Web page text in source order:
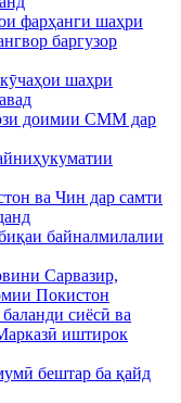
фарҳанги шаҳри
баргузор
кӯчаҳои шаҳри
доимии СММ дар
ва Чин дар самти
байналмилалии
Сарвазир,
Покистон
сиёсӣ ва
иштирок
бештар ба қайд